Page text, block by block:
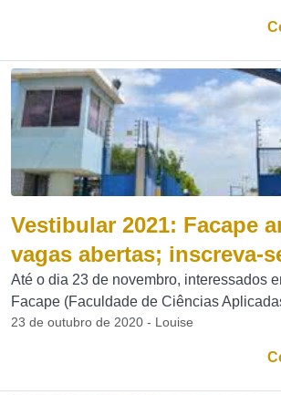
Vestibular 2021: Facape
vagas abertas; inscreva-
Até o dia 23 de novembro, interessados
Facape (Faculdade de Ciências
23 de outubro de 2020 - Louise